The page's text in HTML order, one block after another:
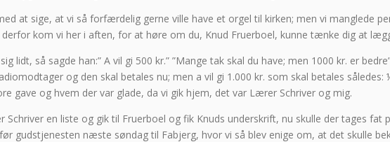
at sige, at vi så forfærdelig gerne ville have et orgel til kirken; men vi manglede
derfor kom vi her i aften, for at høre om du, Knud Fruerboel, kunne tænke dig at
lidt, så sagde han:” A vil gi 500 kr.” ”Mange tak skal du have; men 1000 kr. er
og den skal betales nu; men a vil gi 1.000 kr. som skal betales
gave og hvem der var glade, da vi gik hjem, det var Lærer Schriver og mig.
Schriver en liste og gik til Fruerboel og fik Knuds underskrift, nu skulle der tages fat
gudstjenesten næste søndag til Fabjerg, hvor vi så blev enige om, at det skulle